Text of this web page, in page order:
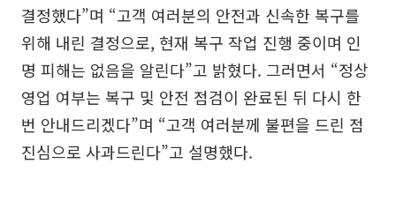
결정했다”며 “고객 여러분의 안전과 신속한 복구를
위해 내린 결정으로, 현재 복구 작업 진행 중이며 인
명 피해는 없음을 알린다”고 밝혔다. 그러면서 “정상
영업 여부는 복구 및 안전 점검이 완료된 뒤 다시 한
번 안내드리겠다”며 “고객 여러분께 불편을 드린 점
진심으로 사과드린다”고 설명했다.